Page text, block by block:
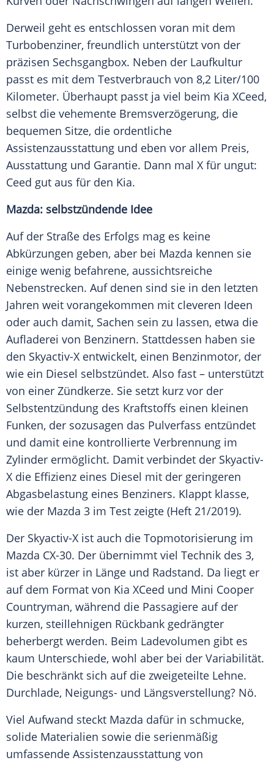
Derweil geht es entschlossen voran mit dem
Turbobenziner, freundlich unterstützt von der
präzisen Sechsgangbox. Neben der Laufkultur
passt es mit dem Testverbrauch von 8,2 Liter/100
Kilometer. Überhaupt passt ja viel beim Kia XCeed,
selbst die vehemente Bremsverzögerung, die
bequemen Sitze, die ordentliche
Assistenzausstattung und eben vor allem Preis,
Ausstattung und Garantie. Dann mal X für ungut:
Ceed gut aus für den Kia.
Mazda: selbstzündende Idee
Auf der Straße des Erfolgs mag es keine
Abkürzungen geben, aber bei Mazda kennen sie
einige wenig befahrene, aussichtsreiche
Nebenstrecken. Auf denen sind sie in den letzten
Jahren weit vorangekommen mit cleveren Ideen
oder auch damit, Sachen sein zu lassen, etwa die
Aufladerei von Benzinern. Stattdessen haben sie
den Skyactiv-X entwickelt, einen Benzinmotor, der
wie ein Diesel selbstzündet. Also fast – unterstützt
von einer Zündkerze. Sie setzt kurz vor der
Selbstentzündung des Kraftstoffs einen kleinen
Funken, der sozusagen das Pulverfass entzündet
und damit eine kontrollierte Verbrennung im
Zylinder ermöglicht. Damit verbindet der Skyactiv-
X die Effizienz eines Diesel mit der geringeren
Abgasbelastung eines Benziners. Klappt klasse,
wie der Mazda 3 im Test zeigte (Heft 21/2019).
Der Skyactiv-X ist auch die Topmotorisierung im
Mazda CX-30. Der übernimmt viel Technik des 3,
ist aber kürzer in Länge und Radstand. Da liegt er
auf dem Format von Kia XCeed und Mini Cooper
Countryman, während die Passagiere auf der
kurzen, steillehnigen Rückbank gedrängter
beherbergt werden. Beim Ladevolumen gibt es
kaum Unterschiede, wohl aber bei der Variabilität.
Die beschränkt sich auf die zweigeteilte Lehne.
Durchlade, Neigungs- und Längsverstellung? Nö.
Viel Aufwand steckt Mazda dafür in schmucke,
solide Materialien sowie die serienmäßig
umfassende Assistenzausstattung von